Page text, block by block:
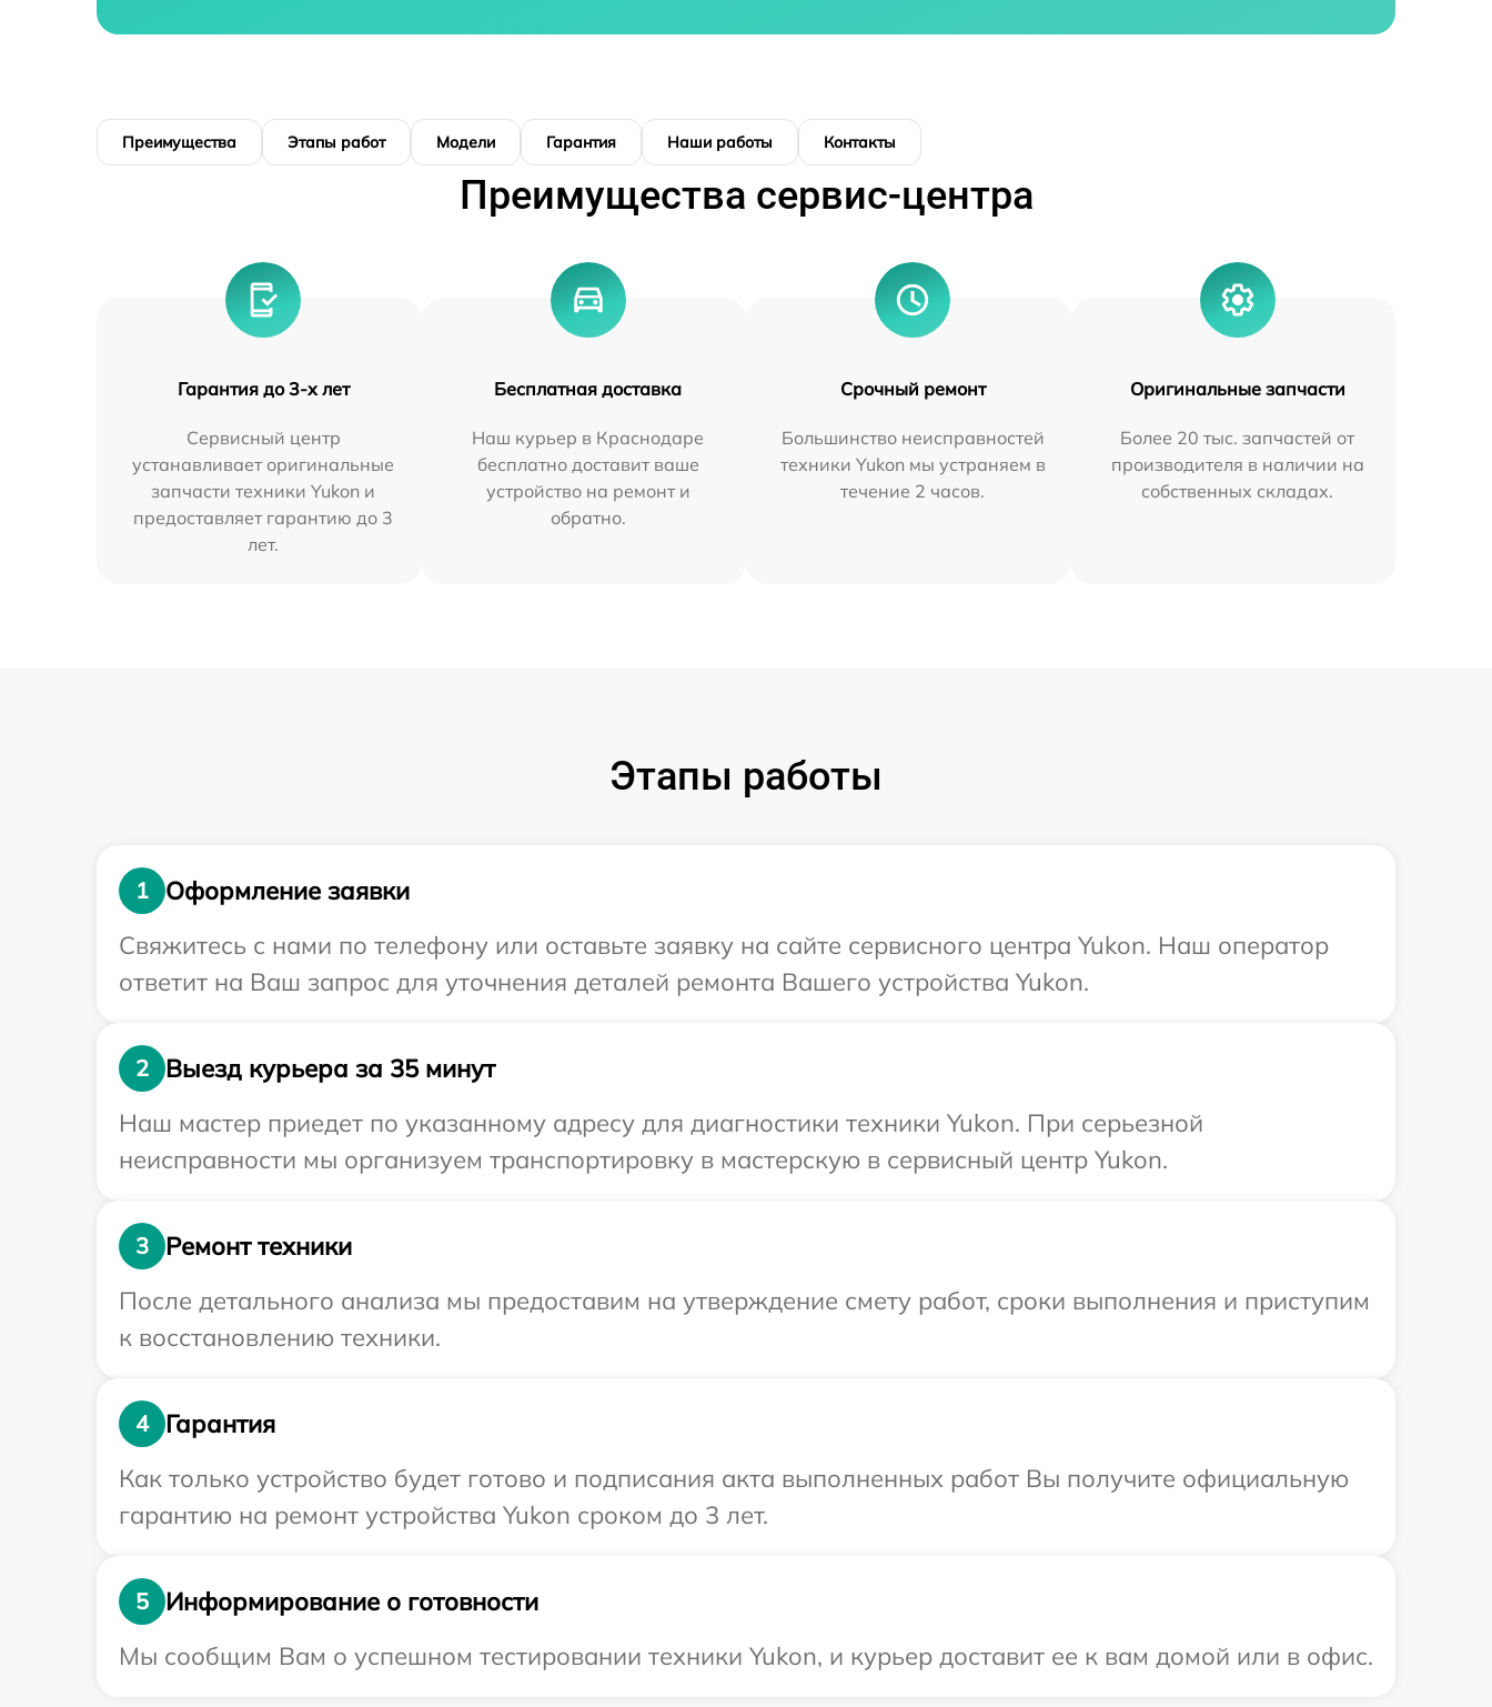
Преимущества Этапы работ Модели Гарантия Наши работы Контакты
Преимущества сервис-центра
Гарантия до 3-х лет
Сервисный центр
устанавливает оригинальные
запчасти техники Yukon и
предоставляет гарантию до 3
лет.
Бесплатная доставка
Наш курьер в Краснодаре
бесплатно доставит ваше
устройство на ремонт и
обратно.
Срочный ремонт
Большинство неисправностей
техники Yukon мы устраняем в
течение 2 часов.
Оригинальные запчасти
Более 20 тыс. запчастей от
производителя в наличии на
собственных складах.
Этапы работы
1
Оформление заявки
Свяжитесь с нами по телефону или оставьте заявку на сайте сервисного центра Yukon. Наш оператор
ответит на Ваш запрос для уточнения деталей ремонта Вашего устройства Yukon.
2
Выезд курьера за 35 минут
Наш мастер приедет по указанному адресу для диагностики техники Yukon. При серьезной
неисправности мы организуем транспортировку в мастерскую в сервисный центр Yukon.
3
Ремонт техники
После детального анализа мы предоставим на утверждение смету работ, сроки выполнения и приступим
к восстановлению техники.
4
Гарантия
Как только устройство будет готово и подписания акта выполненных работ Вы получите официальную
гарантию на ремонт устройства Yukon сроком до 3 лет.
5
Информирование о готовности
Мы сообщим Вам о успешном тестировании техники Yukon, и курьер доставит ее к вам домой или в офис.